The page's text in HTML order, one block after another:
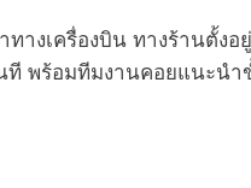
างเครื่องบิน ทางร้านตั้ง
พร้อมทีมงานคอยแนะนำ